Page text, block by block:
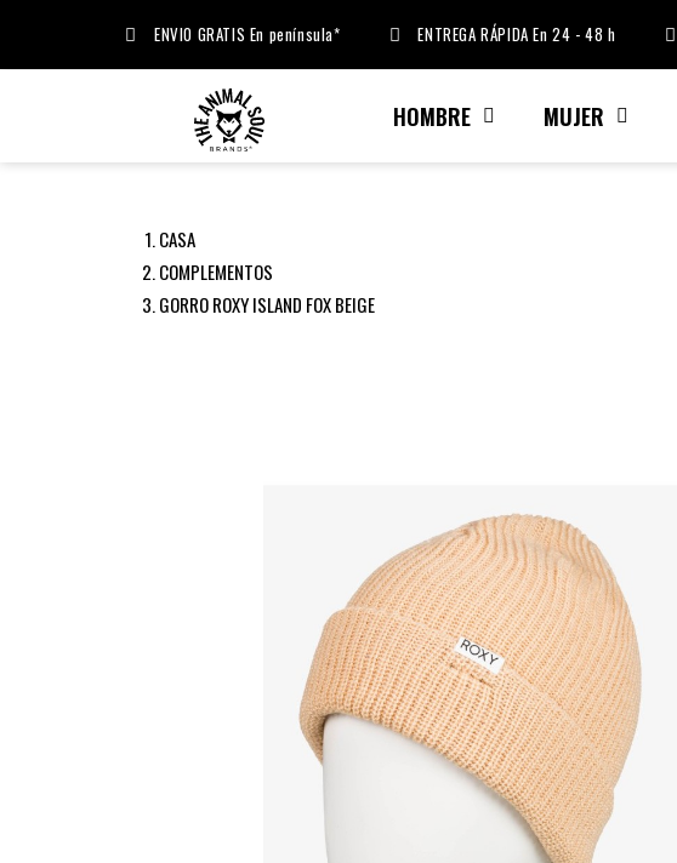
ENVIO GRATIS En península* ENTREGA RÁPIDA En 24 - 48 h
HOMBRE MUJER
CASA
COMPLEMENTOS
GORRO ROXY ISLAND FOX BEIGE